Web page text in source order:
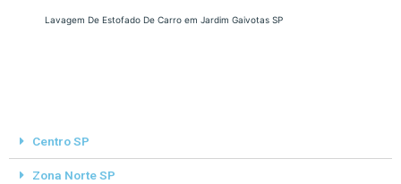
Lavagem De Estofado De Carro em Jardim Gaivotas SP
Centro SP
Zona Norte SP